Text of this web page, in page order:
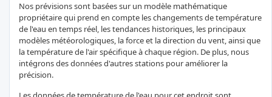
Nos prévisions sont basées sur un modèle mathématique
propriétaire qui prend en compte les changements de température
de l'eau en temps réel, les tendances historiques, les principaux
modèles météorologiques, la force et la direction du vent, ainsi que
la température de l'air spécifique à chaque région. De plus, nous
intégrons des données d'autres stations pour améliorer la
précision.